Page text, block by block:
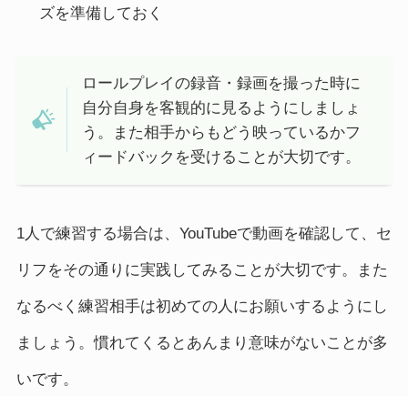
ズを準備しておく
ロールプレイの録音・録画を撮った時に
自分自身を客観的に見るようにしましょ
う。また相手からもどう映っているかフ
ィードバックを受けることが大切です。
1人で練習する場合は、YouTubeで動画を確認して、セ
リフをその通りに実践してみることが大切です。また
なるべく練習相手は初めての人にお願いするようにし
ましょう。慣れてくるとあんまり意味がないことが多
いです。